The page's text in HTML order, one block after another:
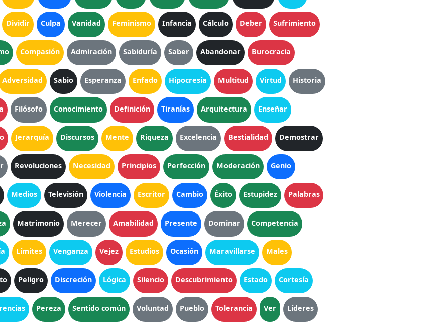
Dividir Culpa Vanidad Feminismo Infancia Cálculo Deber Sufrimiento
Compasión Admiración Sabiduría Saber Abandonar Burocracia
Adversidad Sabio Esperanza Enfado Hipocresía Multitud Virtud Historia
Filósofo Conocimiento Definición Tiranías Arquitectura Enseñar
Jerarquía Discursos Mente Riqueza Excelencia Bestialidad Demostrar
Revoluciones Necesidad Principios Perfección Moderación Genio
Medios Televisión Violencia Escritor Cambio Éxito Estupidez Palabras
Matrimonio Merecer Amabilidad Presente Dominar Competencia
Límites Venganza Vejez Estudios Ocasión Maravillarse Males
Peligro Discreción Lógica Silencio Descubrimiento Estado Cortesía
Pereza Sentido común Voluntad Pueblo Tolerancia Ver Líderes